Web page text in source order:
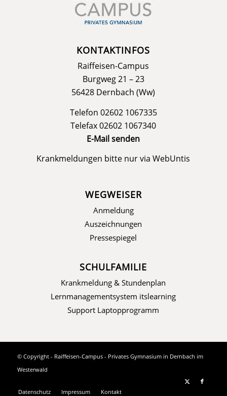
KONTAKTINFOS
Raiffeisen-Campus
Burgweg 21 – 23
56428 Dernbach (Ww)
Telefon 02602 1067335
Telefax 02602 1067340
E-Mail senden
Krankmeldungen bitte nur viaWebUntis
WEGWEISER
Anmeldung
Auszeichnungen
Pressespiegel
SCHULFAMILIE
Krankmeldung & Stundenplan
Lernmanagementsystem itslearning
Support Laptopprogramm
© Copyright - Raiffeisen-Campus - Privates Gymnasium in Dernbach im
Westerwald
Datenschutz Impressum Kontakt